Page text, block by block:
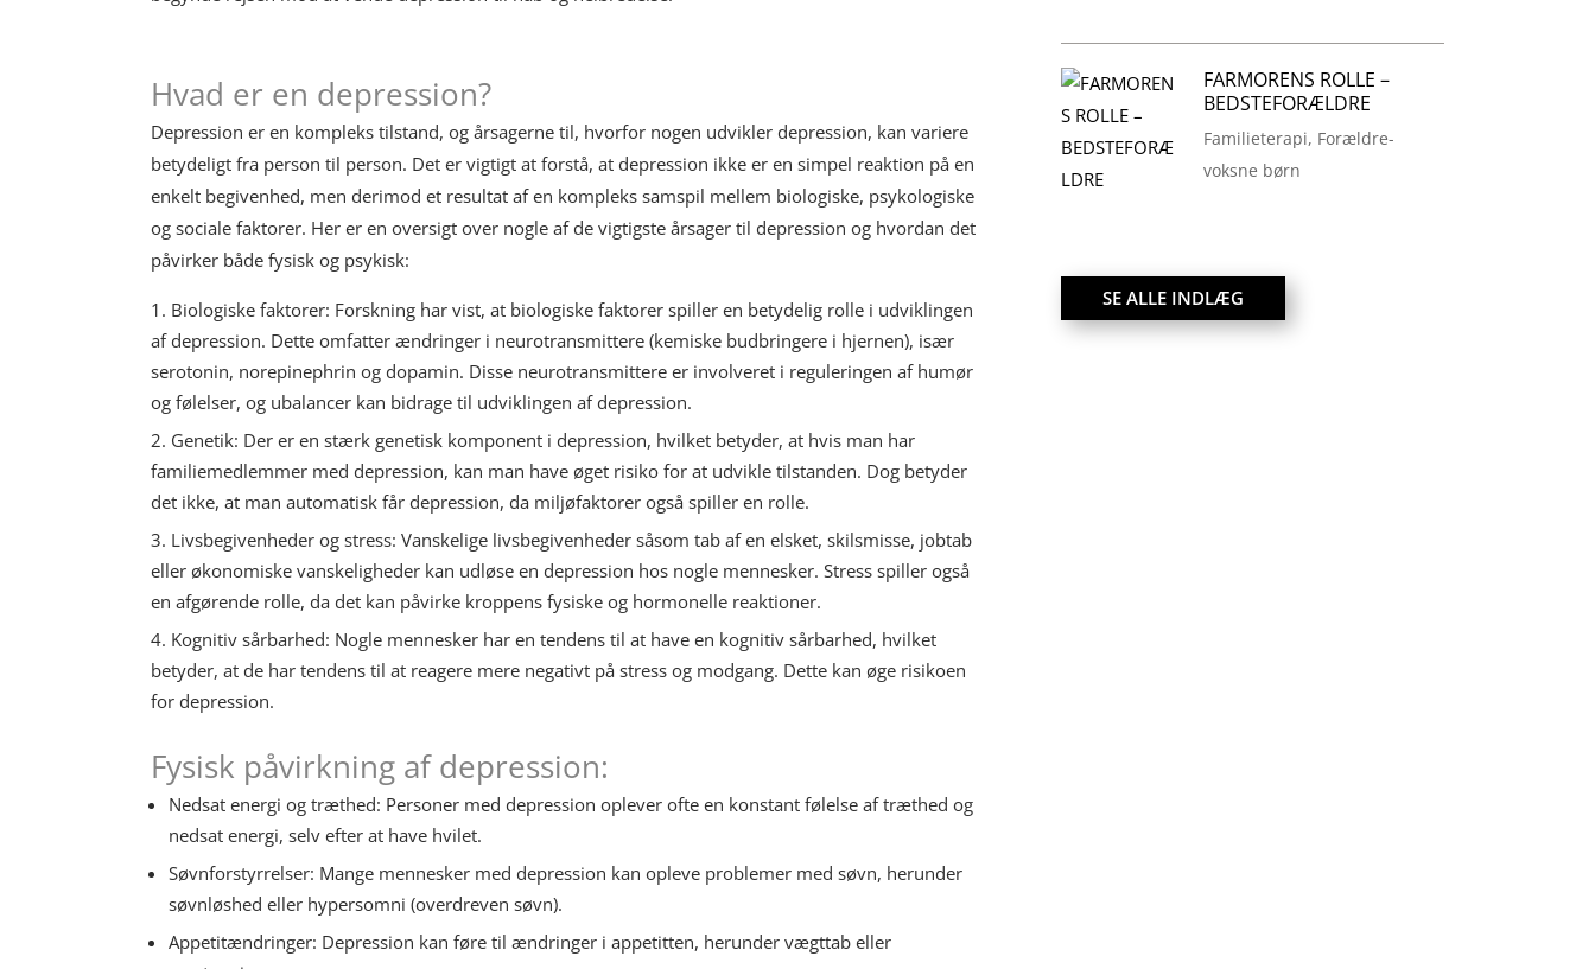
Hvad er en depression?
Depression er en kompleks tilstand, og årsagerne til, hvorfor nogen udvikler depression, kan variere
betydeligt fra person til person. Det er vigtigt at forstå, at depression ikke er en simpel reaktion på en
enkelt begivenhed, men derimod et resultat af en kompleks samspil mellem biologiske, psykologiske
og sociale faktorer. Her er en oversigt over nogle af de vigtigste årsager til depression og hvordan det
påvirker både fysisk og psykisk:
Biologiske faktorer: Forskning har vist, at biologiske faktorer spiller en betydelig rolle i udviklingen
af depression. Dette omfatter ændringer i neurotransmittere (kemiske budbringere i hjernen), især
serotonin, norepinephrin og dopamin. Disse neurotransmittere er involveret i reguleringen af humør
og følelser, og ubalancer kan bidrage til udviklingen af depression.
Genetik: Der er en stærk genetisk komponent i depression, hvilket betyder, at hvis man har
familiemedlemmer med depression, kan man have øget risiko for at udvikle tilstanden. Dog betyder
det ikke, at man automatisk får depression, da miljøfaktorer også spiller en rolle.
Livsbegivenheder og stress: Vanskelige livsbegivenheder såsom tab af en elsket, skilsmisse, jobtab
eller økonomiske vanskeligheder kan udløse en depression hos nogle mennesker. Stress spiller også
en afgørende rolle, da det kan påvirke kroppens fysiske og hormonelle reaktioner.
Kognitiv sårbarhed: Nogle mennesker har en tendens til at have en kognitiv sårbarhed, hvilket
betyder, at de har tendens til at reagere mere negativt på stress og modgang. Dette kan øge risikoen
for depression.
Fysisk påvirkning af depression:
Nedsat energi og træthed: Personer med depression oplever ofte en konstant følelse af træthed og
nedsat energi, selv efter at have hvilet.
Søvnforstyrrelser: Mange mennesker med depression kan opleve problemer med søvn, herunder
søvnløshed eller hypersomni (overdreven søvn).
Appetitændringer: Depression kan føre til ændringer i appetitten, herunder vægttab eller
FARMORENS ROLLE –
BEDSTEFORÆLDRE
Familieterapi, Forældre-
voksne børn
SE ALLE INDLÆG